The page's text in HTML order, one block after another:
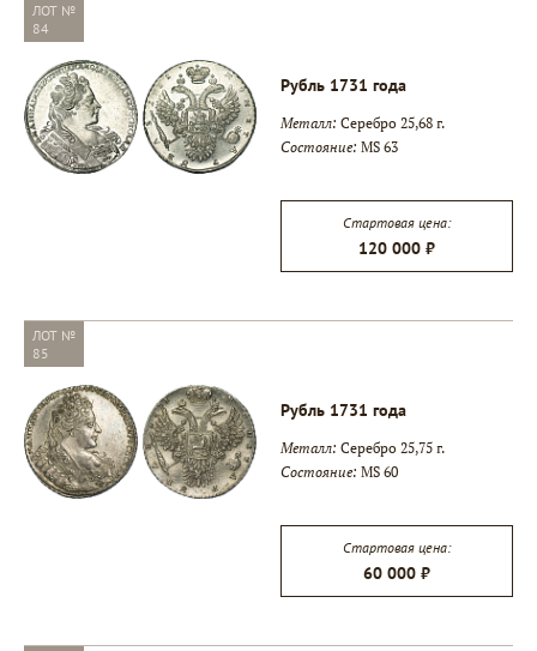
ЛОТ №
84
Рубль 1731 года
Металл: Серебро 25,68 г.
Состояние: MS 63
Стартовая цена:
120 000 ₽
ЛОТ №
85
Рубль 1731 года
Металл: Серебро 25,75 г.
Состояние: MS 60
Стартовая цена:
60 000 ₽